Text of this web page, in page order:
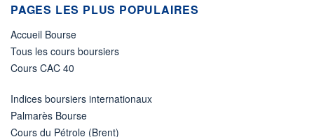
PAGES LES PLUS POPULAIRES
Accueil Bourse
Tous les cours boursiers
Cours CAC 40
Indices boursiers internationaux
Palmarès Bourse
Cours du Pétrole (Brent)